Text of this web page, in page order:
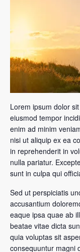
Lorem ipsum dolor
eiusmod tempor
enim ad minim
nisi ut aliquip ex ea
in reprehenderit in
nulla pariatur.
sunt in culpa qui
Sed ut perspiciatis
accusantium
eaque ipsa quae ab
beatae vitae dicta
quia voluptas sit
consequuntur magni